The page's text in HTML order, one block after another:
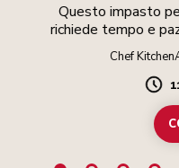
Questo impasto
richiede tempo e
Chef